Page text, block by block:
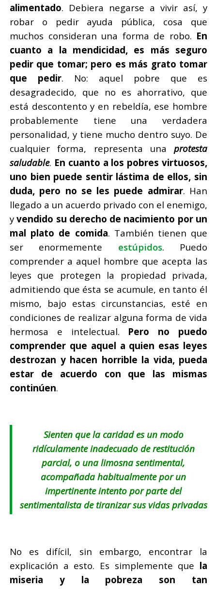
alimentado. Debiera negarse a vivir así, y
robar o pedir ayuda pública, cosa que
muchos consideran una forma de robo. En
cuanto a la mendicidad, es más seguro
pedir que tomar; pero es más grato tomar
que pedir. No: aquel pobre que es
desagradecido, que no es ahorrativo, que
está descontento y en rebeldía, ese hombre
probablemente tiene una verdadera
personalidad, y tiene mucho dentro suyo. De
cualquier forma, representa una protesta
saludable. En cuanto a los pobres virtuosos,
uno bien puede sentir lástima de ellos, sin
duda, pero no se les puede admirar. Han
llegado a un acuerdo privado con el enemigo,
yvendido su derecho de nacimiento por un
mal plato de comida. También tienen que
ser enormemente estúpidos. Puedo
comprender a aquel hombre que acepta las
leyes que protegen la propiedad privada,
admitiendo que ésta se acumule, en tanto él
mismo, bajo estas circunstancias, esté en
condiciones de realizar alguna forma de vida
hermosa e intelectual. Pero no puedo
comprender que aquel a quien esas leyes
destrozan y hacen horrible la vida, pueda
estar de acuerdo con que las mismas
continúen.
Sienten que la caridad es un modo
ridículamente inadecuado de restitución
parcial, o una limosna sentimental,
acompañada habitualmente por un
impertinente intento por parte del
sentimentalista de tiranizar sus vidas privadas
No es difícil, sin embargo, encontrar la
explicación a esto. Es simplemente que la
miseria y la pobreza son tan